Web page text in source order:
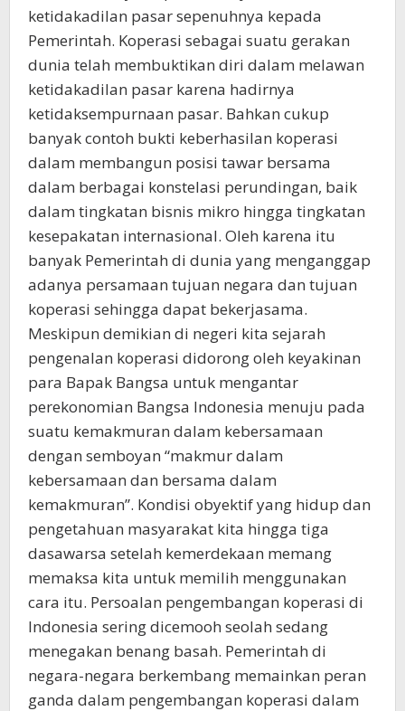
ketidakadilan pasar sepenuhnya kepada
Pemerintah. Koperasi sebagai suatu gerakan
dunia telah membuktikan diri dalam melawan
ketidakadilan pasar karena hadirnya
ketidaksempurnaan pasar. Bahkan cukup
banyak contoh bukti keberhasilan koperasi
dalam membangun posisi tawar bersama
dalam berbagai konstelasi perundingan, baik
dalam tingkatan bisnis mikro hingga tingkatan
kesepakatan internasional. Oleh karena itu
banyak Pemerintah di dunia yang menganggap
adanya persamaan tujuan negara dan tujuan
koperasi sehingga dapat bekerjasama.
Meskipun demikian di negeri kita sejarah
pengenalan koperasi didorong oleh keyakinan
para Bapak Bangsa untuk mengantar
perekonomian Bangsa Indonesia menuju pada
suatu kemakmuran dalam kebersamaan
dengan semboyan “makmur dalam
kebersamaan dan bersama dalam
kemakmuran”. Kondisi obyektif yang hidup dan
pengetahuan masyarakat kita hingga tiga
dasawarsa setelah kemerdekaan memang
memaksa kita untuk memilih menggunakan
cara itu. Persoalan pengembangan koperasi di
Indonesia sering dicemooh seolah sedang
menegakan benang basah. Pemerintah di
negara-negara berkembang memainkan peran
ganda dalam pengembangan koperasi dalam